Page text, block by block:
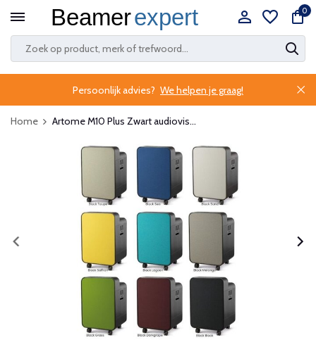
0
Persoonlijk advies? We helpen je graag!
Home Artome M10 Plus Zwart audiovis...